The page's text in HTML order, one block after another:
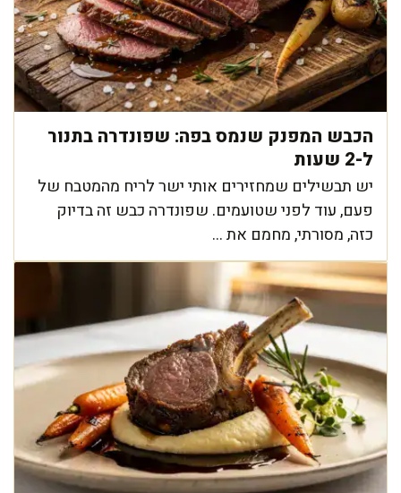
הכבש המפנק שנמס בפה: שפונדרה בתנור
ל-2 שעות
יש תבשילים שמחזירים אותי ישר לריח מהמטבח של
פעם, עוד לפני שטועמים. שפונדרה כבש זה בדיוק
כזה, מסורתי, מחמם את ...